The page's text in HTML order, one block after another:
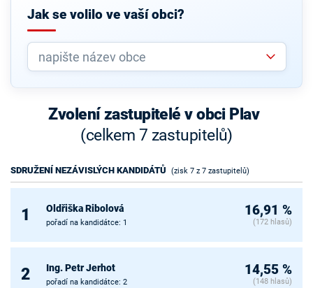
Jak se volilo ve vaší obci?
Zvolení zastupitelé v obci Plav
(celkem 7 zastupitelů)
SDRUŽENÍ NEZÁVISLÝCH KANDIDÁTŮ (zisk 7 z 7 zastupitelů)
1 Oldřiška Ribolová
pořadí na kandidátce: 1
16,91 %
(172 hlasů)
2 Ing. Petr Jerhot
pořadí na kandidátce: 2
14,55 %
(148 hlasů)